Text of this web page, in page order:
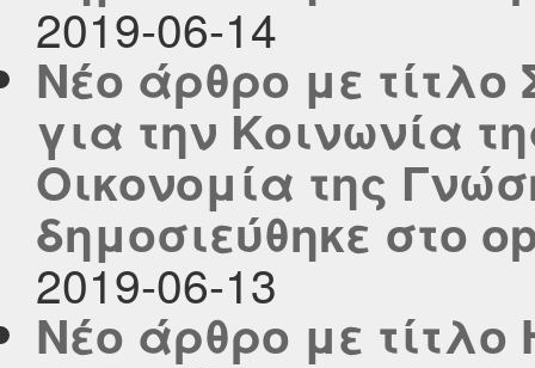
2019-06-14
Νέο άρθρο με
για την Κοινωνία
Οικονομία της
δημοσιεύθηκε στο
2019-06-13
Νέο άρθρο με τίτλο